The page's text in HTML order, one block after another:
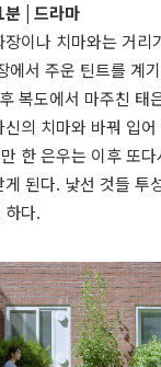
분 | 드라마
이나 치마와는 거리
에서 주운 틴트를 계
복도에서 마주친 태
의 치마와 바꿔 입
한 은우는 이후 또
된다. 낯선 것들 투
하다.